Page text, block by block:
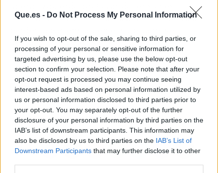
Que.es - Do Not Process My Personal Information
If you wish to opt-out of the sale, sharing to third parties, or
processing of your personal or sensitive information for
targeted advertising by us, please use the below opt-out
section to confirm your selection. Please note that after your
opt-out request is processed you may continue seeing
interest-based ads based on personal information utilized by
us or personal information disclosed to third parties prior to
your opt-out. You may separately opt-out of the further
disclosure of your personal information by third parties on the
IAB’s list of downstream participants. This information may
also be disclosed by us to third parties on the IAB’s List of
Downstream Participants that may further disclose it to other
internas con Víctor Orta. La afición empieza a
descarta tomar decisiones drásticas.
Artículo anterior
La rajada de Fernando
Alonso sobre el trabajo
de Newey en Aston
Martin
Artículo siguiente
La impecable reacción de
Clara Chía al último
ataque de Shakira